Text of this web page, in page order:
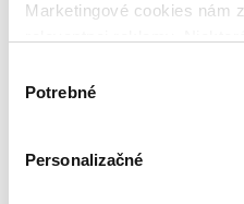
Marketingové cookies nám
všetky tieto cookies.
súhlasu
Potrebné
Personalizačné